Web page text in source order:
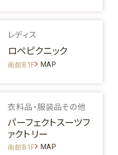
レディス
ロペピクニック
南館B1F MAP
衣料品・服装品その他
パーフェクトスーツフ
ァクトリー
南館B1F MAP